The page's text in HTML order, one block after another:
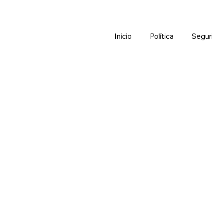
Inicio Política